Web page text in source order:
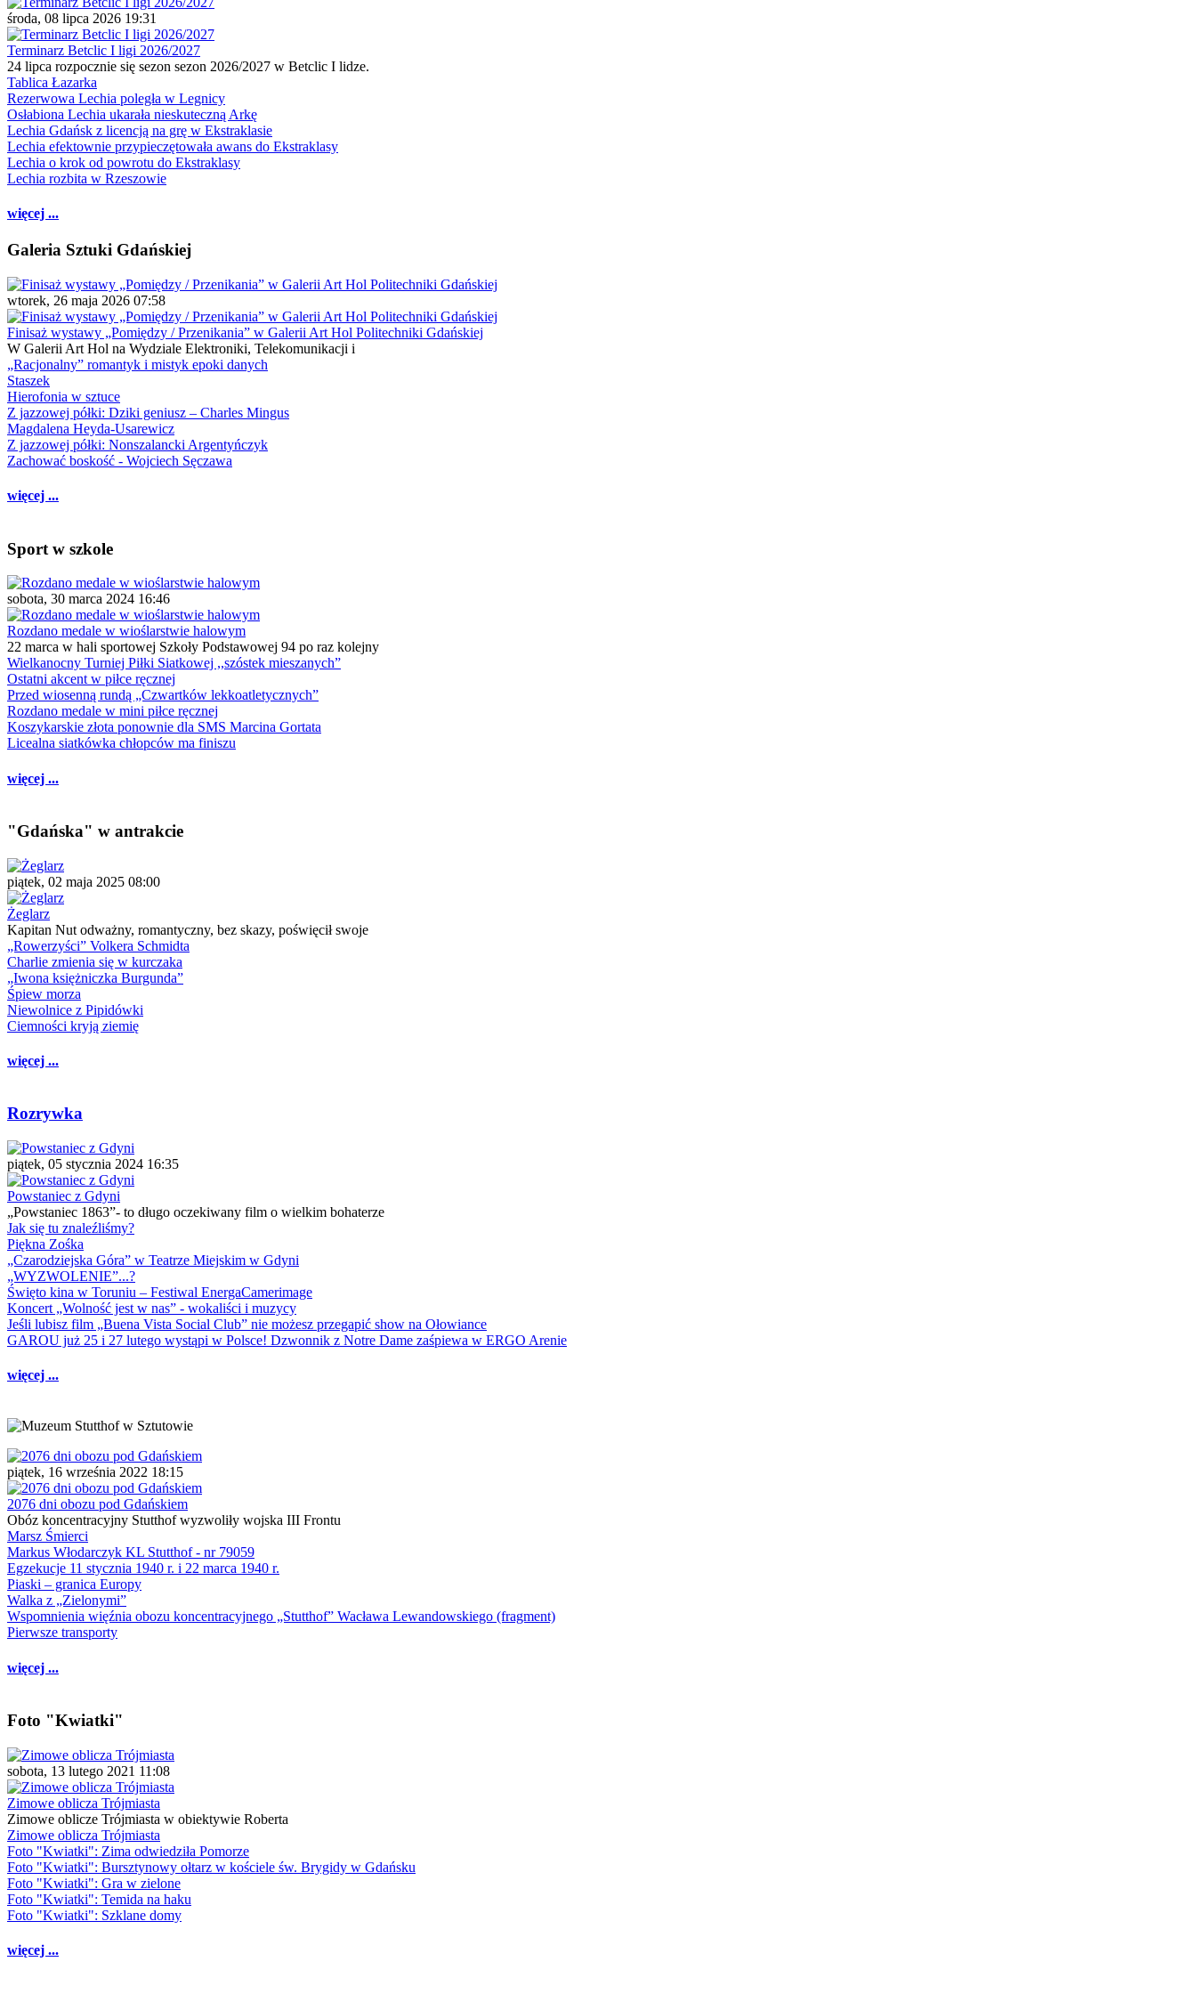
środa, 08 lipca 2026 19:31
Terminarz Betclic I ligi 2026/2027
24 lipca rozpocznie się sezon sezon 2026/2027 w Betclic I lidze.
Tablica Łazarka
Rezerwowa Lechia poległa w Legnicy
Osłabiona Lechia ukarała nieskuteczną Arkę
Lechia Gdańsk z licencją na grę w Ekstraklasie
Lechia efektownie przypieczętowała awans do Ekstraklasy
Lechia o krok od powrotu do Ekstraklasy
Lechia rozbita w Rzeszowie
więcej ...
Galeria Sztuki Gdańskiej
wtorek, 26 maja 2026 07:58
Finisaż wystawy „Pomiędzy / Przenikania” w Galerii Art Hol Politechniki Gdańskiej
W Galerii Art Hol na Wydziale Elektroniki, Telekomunikacji i
„Racjonalny” romantyk i mistyk epoki danych
Staszek
Hierofonia w sztuce
Z jazzowej półki: Dziki geniusz – Charles Mingus
Magdalena Heyda-Usarewicz
Z jazzowej półki: Nonszalancki Argentyńczyk
Zachować boskość - Wojciech Sęczawa
więcej ...
Sport w szkole
sobota, 30 marca 2024 16:46
Rozdano medale w wioślarstwie halowym
22 marca w hali sportowej Szkoły Podstawowej 94 po raz kolejny
Wielkanocny Turniej Piłki Siatkowej ,,szóstek mieszanych”
Ostatni akcent w piłce ręcznej
Przed wiosenną rundą „Czwartków lekkoatletycznych”
Rozdano medale w mini piłce ręcznej
Koszykarskie złota ponownie dla SMS Marcina Gortata
Licealna siatkówka chłopców ma finiszu
więcej ...
"Gdańska" w antrakcie
piątek, 02 maja 2025 08:00
Żeglarz
Kapitan Nut odważny, romantyczny, bez skazy, poświęcił swoje
„Rowerzyści” Volkera Schmidta
Charlie zmienia się w kurczaka
„Iwona księżniczka Burgunda”
Śpiew morza
Niewolnice z Pipidówki
Ciemności kryją ziemię
więcej ...
Rozrywka
piątek, 05 stycznia 2024 16:35
Powstaniec z Gdyni
„Powstaniec 1863”- to długo oczekiwany film o wielkim bohaterze
Jak się tu znaleźliśmy?
Piękna Zośka
„Czarodziejska Góra” w Teatrze Miejskim w Gdyni
„WYZWOLENIE”...?
Święto kina w Toruniu – Festiwal EnergaCamerimage
Koncert „Wolność jest w nas” - wokaliści i muzycy
Jeśli lubisz film „Buena Vista Social Club” nie możesz przegapić show na Ołowiance
GAROU już 25 i 27 lutego wystąpi w Polsce! Dzwonnik z Notre Dame zaśpiewa w ERGO Arenie
więcej ...
piątek, 16 września 2022 18:15
2076 dni obozu pod Gdańskiem
Obóz koncentracyjny Stutthof wyzwoliły wojska III Frontu
Marsz Śmierci
Markus Włodarczyk KL Stutthof - nr 79059
Egzekucje 11 stycznia 1940 r. i 22 marca 1940 r.
Piaski – granica Europy
Walka z „Zielonymi”
Wspomnienia więźnia obozu koncentracyjnego „Stutthof” Wacława Lewandowskiego (fragment)
Pierwsze transporty
więcej ...
Foto "Kwiatki"
sobota, 13 lutego 2021 11:08
Zimowe oblicza Trójmiasta
Zimowe oblicze Trójmiasta w obiektywie Roberta
Zimowe oblicza Trójmiasta
Foto "Kwiatki": Zima odwiedziła Pomorze
Foto "Kwiatki": Bursztynowy ołtarz w kościele św. Brygidy w Gdańsku
Foto "Kwiatki": Gra w zielone
Foto "Kwiatki": Temida na haku
Foto "Kwiatki": Szklane domy
więcej ...